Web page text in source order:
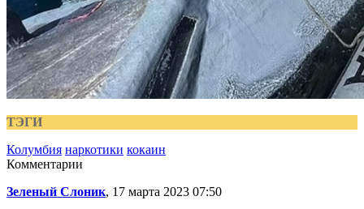
ТЭГИ
Колумбия наркотики кокаин
Комментарии
Зеленый Слоник, 17 марта 2023 07:50